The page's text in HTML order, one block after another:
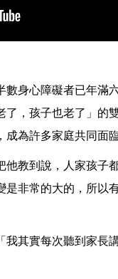
數身心障礙者已年滿
了，孩子也老了」的
為許多家庭共同面臨
教到說，人家孩子
非常的大的，所以
其實每次聽到家長